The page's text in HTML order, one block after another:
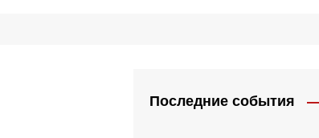
Последние события